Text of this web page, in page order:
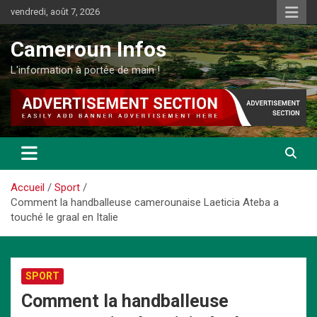
au
contenu
vendredi, août 7, 2026
Cameroun Infos
L'information à portée de main !
Accueil
Sport
Comment la handballeuse camerounaise Laeticia Ateba a
touché le graal en Italie
SPORT
Comment la handballeuse